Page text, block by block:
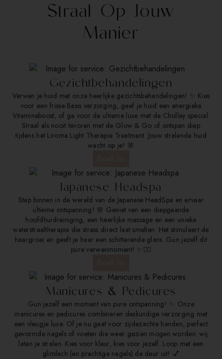
Straal Op Jouw
Manier
Gezichtbehandelingen
Verwen je huid met onze heerlijke gezichtsbehandelingen! ✨ Kies
voor een frisse Basis verzorging, geef je huid een energieke
Vitamineboost, of ga voor de ultieme luxe met de Cholley special.
Straal als nooit tevoren met de Glow & Go of ontspan diep
tijdens het Liroma Light Therapie Treatment. Jouw stralende huid
wacht op je! 🌸
Japanese Headspa
Stap binnen in de wereld van de Japanese HeadSpa en ervaar
ultieme ontspanning! 🌸 Geniet van een diepgaande
hoofdhuidreiniging, een heerlijke massage en een unieke
waterstraaltherapie die stress direct laat smelten. Het stimuleert de
haargroei en geeft je haar een schitterende glans. Gun jezelf dit
pure verwenmoment! ✨💆‍♀️
Manicures & Pedicures
Gun jezelf een moment van pure ontspanning! ✨ Onze
manicures en pedicures combineren deskundige verzorging met
een vleugje luxe. Of je nu gaat voor zijdezachte handen, perfect
gevormde nagels of voeten die weer gezien mogen worden: wij
laten je stralen. Kies voor kleur, kies voor jezelf. Loop met een
glimlach (en prachtige nagels) de deur uit! 💅